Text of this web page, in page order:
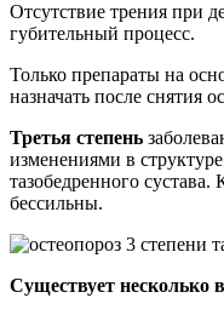
Отсутствие трения при
губительный процесс.
Только препараты на
назначать после снятия
Третья степень
изменениями в
тазобедренного
бессильны.
Существует несколько